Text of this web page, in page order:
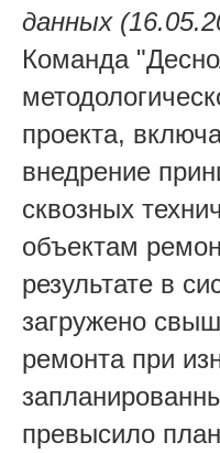
данных
Команда
проекта,
внедрение
сквозных
объектам
результате в
загружено
ремонта при
превысило